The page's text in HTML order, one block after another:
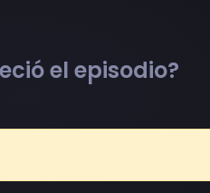
el episodio?